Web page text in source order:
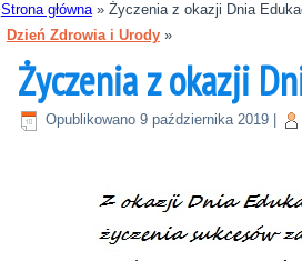
Strona główna» Życzenia z okazji Dnia
Dzień Zdrowia i Urody»
Życzenia z okazji
Opublikowano 9 października 2019|